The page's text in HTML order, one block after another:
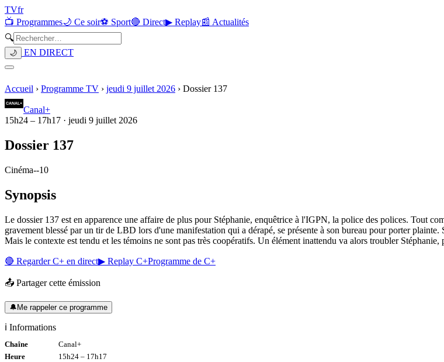
TVfr
📺 Programmes🌙 Ce soir⚽ Sport🔴 Direct▶ Replay📰 Actualités
🔍
🌙 EN DIRECT
Accueil › Programme TV › jeudi 9 juillet 2026 › Dossier 137
Canal+
15h24 – 17h17 · jeudi 9 juillet 2026
Dossier 137
Cinéma--10
Synopsis
Le dossier 137 est en apparence une affaire de plus pour Stéphanie, enquêtrice à l'IGPN, la police des polices. Tout
gravement blessé par un tir de LBD lors d'une manifestation qui a dérapé, se présente à son bureau pour porter
Mais le contexte est tendu et les témoins ne sont pas très coopératifs. Un élément inattendu va alors troubler
🔴 RegarderC+ en direct▶ Replay C+Programme de C+
📤 Partager cette émission
🔔Me rappeler ce programme
ℹ️ Informations
Chaîne
Canal+
Heure
15h24 – 17h17